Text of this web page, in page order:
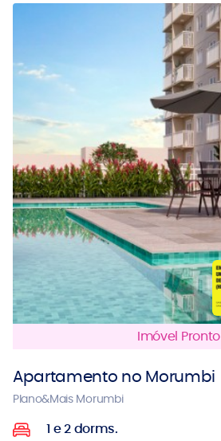
Imóvel Pronto
Apartamento no Morumbi
Plano&Mais Morumbi
1 e 2 dorms.